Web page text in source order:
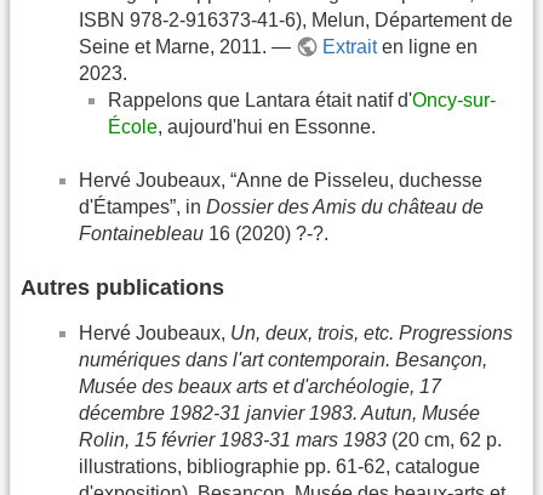
ISBN 978-2-916373-41-6), Melun, Département de
Seine et Marne, 2011. —
Extraiten ligne en
2023.
Rappelons que Lantara était natif d'Oncy-sur-
École, aujourd'hui en Essonne.
Hervé Joubeaux, “Anne de Pisseleu, duchesse
d'Étampes”, in Dossier des Amis du château de
Fontainebleau 16 (2020) ?-?.
Autres publications
Hervé Joubeaux, Un, deux, trois, etc. Progressions
numériques dans l'art contemporain. Besançon,
Musée des beaux arts et d'archéologie, 17
décembre 1982-31 janvier 1983. Autun, Musée
Rolin, 15 février 1983-31 mars 1983 (20 cm, 62 p.
illustrations, bibliographie pp. 61-62, catalogue